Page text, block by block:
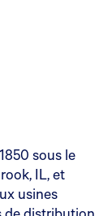
sous le
IL, et
usines